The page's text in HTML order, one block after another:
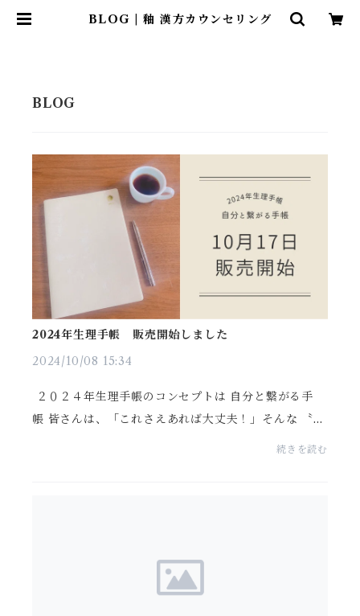
BLOG | 釉 漢方カウンセリング
2024年生理手帳 販売開始しました
2024/10/08 15:34
２０２４年生理手帳のコンセプトは 自分と繋がる手
帳 皆さんは、「これさえあれば大丈夫！」そんな 〝お
守り〞 のような対策が欲しいと思ったことはありませ
続きを読む